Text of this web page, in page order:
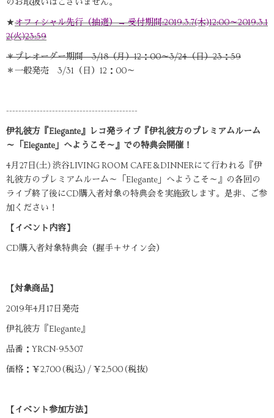
のお取扱いはございません。
★オフィシャル先行（抽選）→ 受付期間:2019.3.7(木)12:00～2019.3.1
2(火)23:59
＊プレオーダー期間 3/18（月）12：00～3/24（日）23：59
＊一般発売 3/31（日）12：00～
-------------------------------------------
伊礼彼方『Elegante』レコ発ライブ『伊礼彼方のプレミアムルーム
～「Elegante」へようこそ～』での特典会開催！
4月27日(土) 渋谷LIVING ROOM CAFE＆DINNERにて行われる『伊
礼彼方のプレミアムルーム～「Elegante」へようこそ～』の各回の
ライブ終了後にCD購入者対象の特典会を実施致します。是非、ご参
加ください！
【イベント内容】
CD購入者対象特典会（握手＋サイン会）
【対象商品】
2019年4月17日発売
伊礼彼方『Elegante』
品番：YRCN-95307
価格：￥2,700 (税込) / ￥2,500 (税抜)
【イベント参加方法】